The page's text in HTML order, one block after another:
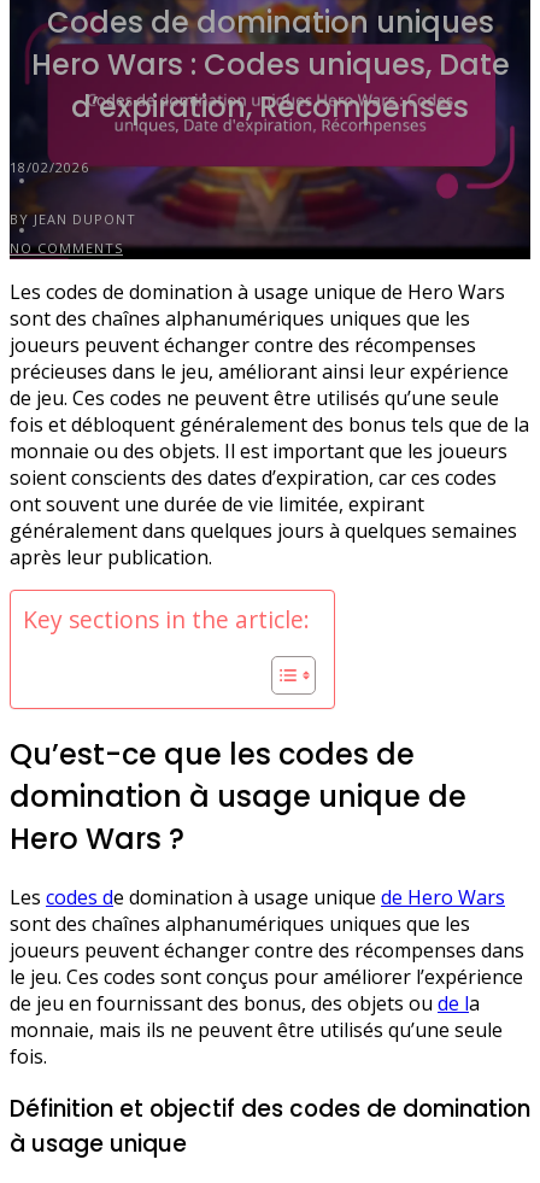
Codes de domination uniques
Hero Wars : Codes uniques, Date
d’expiration, Récompenses
18/02/2026
BY JEAN DUPONT
NO COMMENTS
Les codes de domination à usage unique de Hero Wars
sont des chaînes alphanumériques uniques que les
joueurs peuvent échanger contre des récompenses
précieuses dans le jeu, améliorant ainsi leur expérience
de jeu. Ces codes ne peuvent être utilisés qu’une seule
fois et débloquent généralement des bonus tels que de la
monnaie ou des objets. Il est important que les joueurs
soient conscients des dates d’expiration, car ces codes
ont souvent une durée de vie limitée, expirant
généralement dans quelques jours à quelques semaines
après leur publication.
Key sections in the article:
Qu’est-ce que les codes de
domination à usage unique de
Hero Wars ?
Les codes de domination à usage unique de Hero Wars
sont des chaînes alphanumériques uniques que les
joueurs peuvent échanger contre des récompenses dans
le jeu. Ces codes sont conçus pour améliorer l’expérience
de jeu en fournissant des bonus, des objets ou de la
monnaie, mais ils ne peuvent être utilisés qu’une seule
fois.
Définition et objectif des codes de domination
à usage unique